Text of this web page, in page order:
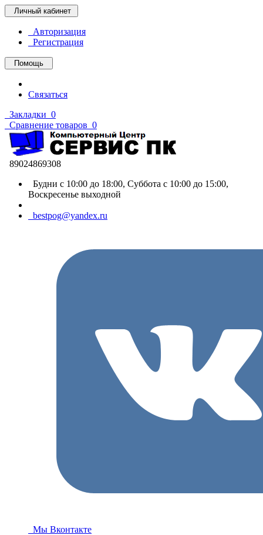
Личный кабинет
Авторизация
Регистрация
Помощь
Связаться
Закладки 0
Сравнение товаров 0
89024869308
Будни с 10:00 до 18:00, Суббота с 10:00 до 15:00,
Воскресенье выходной
bestpog@yandex.ru
Мы Вконтакте